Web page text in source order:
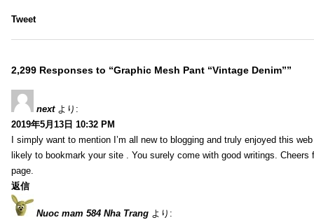
Tweet
2,299 Responses to “Graphic Mesh Pant “Vintage Denim””
next より:
2019年5月13日 10:32 PM
I simply want to mention I’m all new to blogging and truly enjoyed this
likely to bookmark your site . You surely come with good writings. Cheers
page.
返信
Nuoc mam 584 Nha Trang より: